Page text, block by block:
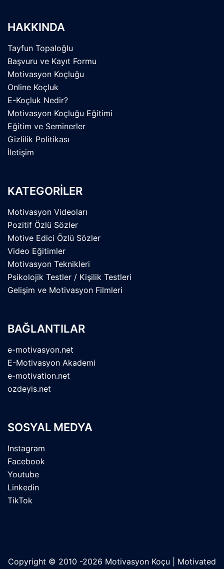
HAKKINDA
Tayfun Topaloğlu
Başvuru ve Kayıt Formu
Motivasyon Koçluğu
Online Koçluk
E-Koçluk Nedir?
Motivasyon Koçluğu Eğitimi
Eğitim ve Seminerler
Gizlilik Politikası
İletişim
KATEGORİLER
Motivasyon Videoları
Pozitif Özlü Sözler
Motive Edici Özlü Sözler
Video Eğitimler
Motivasyon Teknikleri
Psikolojik Testler / Kişilik Testleri
Gelişim ve Motivasyon Filmleri
BAĞLANTILAR
e-motivasyon.net
E-Motivasyon Akademi
e-motivation.net
ozdeyis.net
SOSYAL MEDYA
Instagram
Facebook
Youtube
Linkedin
TikTok
Copyright © 2010 -2026 Motivasyon Koçu | Motivated